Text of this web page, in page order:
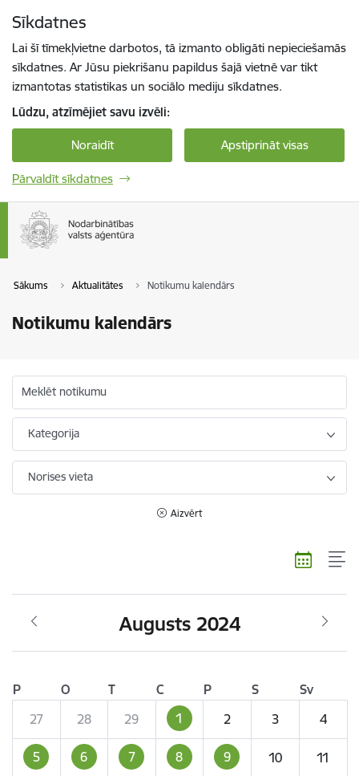
Sīkdatnes
Lai šī tīmekļvietne darbotos, tā izmanto obligāti nepieciešamās
sīkdatnes. Ar Jūsu piekrišanu papildus šajā vietnē var tikt
izmantotas statistikas un sociālo mediju sīkdatnes.
Lūdzu, atzīmējiet savu izvēli:
Noraidīt Apstiprināt visas
Pārvaldīt sīkdatnes
Sākums Aktualitātes Notikumu kalendārs
Notikumu kalendārs
Meklēt notikumu
Kategorija
Norises vieta
Aizvērt
Augusts 2024
P O T C P S
Sv
27
28 29 1 2 3 4
5 6 7 8 9 10 11